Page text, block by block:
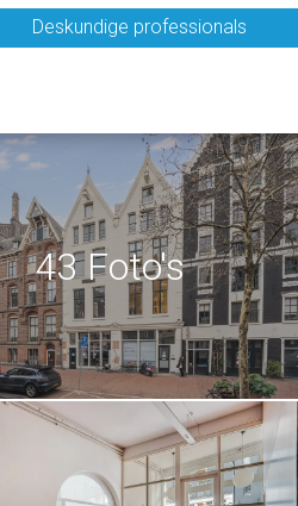
Deskundige professionals
43 Foto's